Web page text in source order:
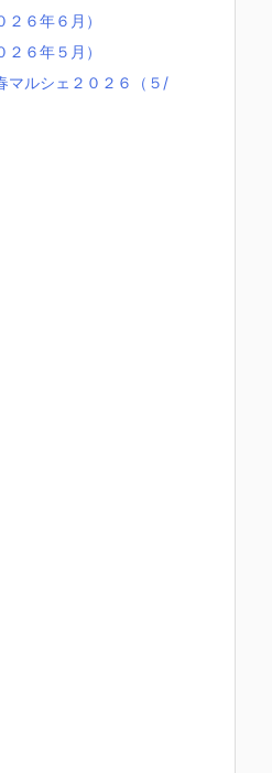
６年６月）
６年５月）
ルシェ２０２６（５/